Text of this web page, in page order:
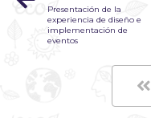
Presentación de la
experiencia de diseño e
implementación de
eventos